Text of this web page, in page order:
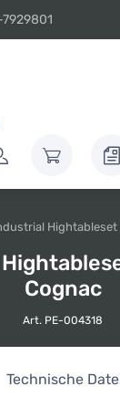
Hightableset
Cognac
Art. PE-004318
Technische